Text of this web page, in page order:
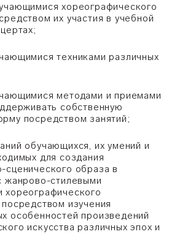
хореографического
их участия в учебной
техниками различных
методами и приемами
собственную
посредством занятий;
обучающихся, их умений и
для создания
сценического образа в
жанрово-стилевыми
хореографического
изучения
особенностей произведений
искусства различных эпох и